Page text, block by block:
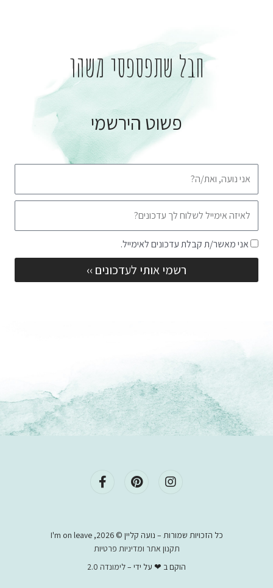
חבל שתפספסי משהו
פשוט הירשמי
שדה
הסכמה
אני מאשר/ת קבלת עדכונים לאימייל.
רשמי אותי לעדכונים ››
n
s
r
a
m
i
n
e
s
a
c
o
k
f
כל הזכויות שמורות – נועה קליין © 2026, I'm on leave
תקנון אתר ומדיניות פרטיות
הוקם ב ❤ על ידי –לימונדה 2.0